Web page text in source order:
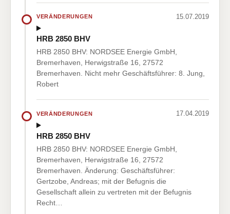
VERÄNDERUNGEN 15.07.2019
HRB 2850 BHV
HRB 2850 BHV: NORDSEE Energie GmbH,
Bremerhaven, Herwigstraße 16, 27572
Bremerhaven. Nicht mehr Geschäftsführer: 8. Jung,
Robert
VERÄNDERUNGEN 17.04.2019
HRB 2850 BHV
HRB 2850 BHV: NORDSEE Energie GmbH,
Bremerhaven, Herwigstraße 16, 27572
Bremerhaven. Änderung: Geschäftsführer:
Gertzobe, Andreas; mit der Befugnis die
Gesellschaft allein zu vertreten mit der Befugnis
Recht…